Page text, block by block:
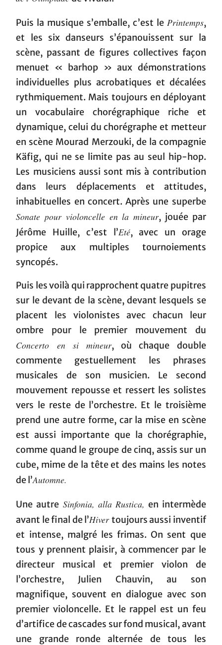
Puis la musique s’emballe, c’est le Printemps,
et les six danseurs s’épanouissent sur la
scène, passant de figures collectives façon
menuet « barhop » aux démonstrations
individuelles plus acrobatiques et décalées
rythmiquement. Mais toujours en déployant
un vocabulaire chorégraphique riche et
dynamique, celui du chorégraphe et metteur
en scène Mourad Merzouki, de la compagnie
Käfig, qui ne se limite pas au seul hip-hop.
Les musiciens aussi sont mis à contribution
dans leurs déplacements et attitudes,
inhabituelles en concert. Après une superbe
Sonate pour violoncelle en la mineur, jouée par
Jérôme Huille, c’est l’Eté, avec un orage
propice aux multiples tournoiements
syncopés.
Puis les voilà qui rapprochent quatre pupitres
sur le devant de la scène, devant lesquels se
placent les violonistes avec chacun leur
ombre pour le premier mouvement du
Concerto en si mineur, où chaque double
commente gestuellement les phrases
musicales de son musicien. Le second
mouvement repousse et ressert les solistes
vers le reste de l’orchestre. Et le troisième
prend une autre forme, car la mise en scène
est aussi importante que la chorégraphie,
comme quand le groupe de cinq, assis sur un
cube, mime de la tête et des mains les notes
de l’Automne.
Une autre Sinfonia, alla Rustica, en intermède
avant le final de l’Hiver toujours aussi inventif
et intense, malgré les frimas. On sent que
tous y prennent plaisir, à commencer par le
directeur musical et premier violon de
l’orchestre, Julien Chauvin, au son
magnifique, souvent en dialogue avec son
premier violoncelle. Et le rappel est un feu
d’artifice de cascades sur fond musical, avant
une grande ronde alternée de tous les